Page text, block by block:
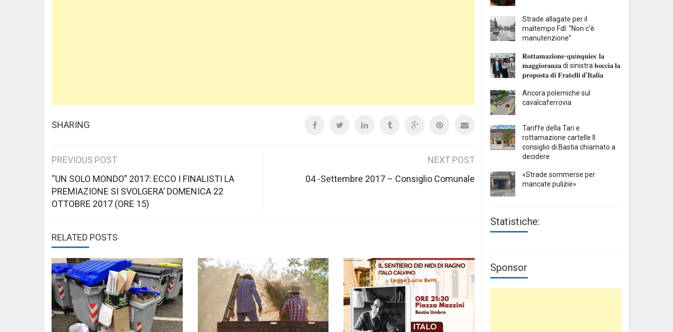
SHARING
Post
navigation
PREVIOUS POST
“UN SOLO MONDO” 2017: ECCO I FINALISTI LA
PREMIAZIONE SI SVOLGERA’ DOMENICA 22
OTTOBRE 2017 (ORE 15)
NEXT POST
04 -Settembre 2017 – Consiglio Comunale
RELATED POSTS
Strade allagate per il
maltempo FdI: “Non c’è
manutenzione”
𝐑𝐨𝐭𝐭𝐚𝐦𝐚𝐳𝐢𝐨𝐧𝐞-𝐪𝐮i𝐧𝐪𝐮𝐢𝐞𝐬: 𝐥𝐚
𝐦𝐚𝐠𝐠𝐢𝐨𝐫𝐚𝐧𝐳𝐚 di sinistra 𝐛𝐨𝐜𝐜𝐢𝐚 𝐥𝐚
𝐩𝐫𝐨𝐩𝐨𝐬𝐭𝐚 𝐝𝐢 𝐅𝐫𝐚𝐭𝐞𝐥𝐥𝐢 𝐝’𝐈𝐭𝐚𝐥𝐢𝐚
Ancora polemiche sul
cavalcaferrovia
Tariffe della Tari e
rottamazione cartelle Il
consiglio di Bastia chiamato a
decidere
«Strade sommerse per
mancate pulizie»
Statistiche:
Sponsor